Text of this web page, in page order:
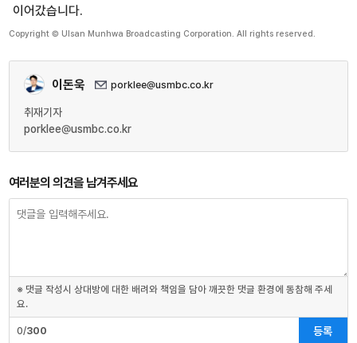
이어갔습니다.
Copyright © Ulsan Munhwa Broadcasting Corporation. All rights reserved.
이돈욱 porklee@usmbc.co.kr
취재기자
porklee@usmbc.co.kr
여러분의 의견을 남겨주세요
※ 댓글 작성시 상대방에 대한 배려와 책임을 담아 깨끗한 댓글 환경에 동참해 주세
요.
0/300 등록